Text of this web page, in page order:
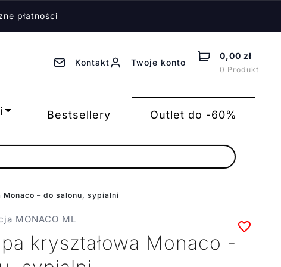
płatności
Kontakt Twoje konto
Bestsellery Outlet do -60%
0,00 zł
0 Produkt
Monaco – do salonu, sypialni
MONACO ML
kryształowa Monaco -